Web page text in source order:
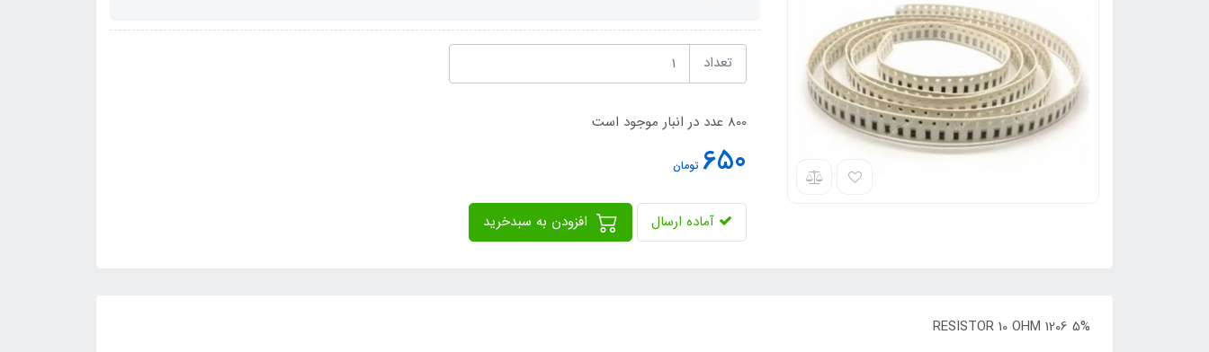
تعداد
800 عدد در انبار موجود است
650تومان
آماده ارسال
RESISTOR 10 OHM 1206 5%